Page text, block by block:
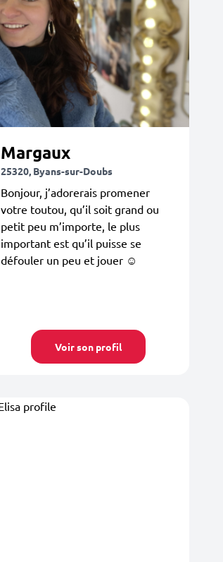
Margaux
25320, Byans-sur-Doubs
Bonjour, j’adorerais promener
votre toutou, qu’il soit grand ou
petit peu m’importe, le plus
important est qu’il puisse se
défouler un peu et jouer ☺️
Voir son profil